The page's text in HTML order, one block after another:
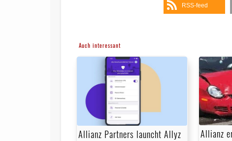
RSS-feed
Auch interessant
Allianz Partners launcht Allyz
Allianz